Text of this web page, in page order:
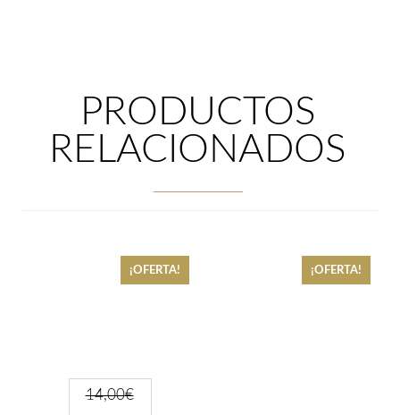
PRODUCTOS
RELACIONADOS
¡OFERTA!
14,00€
¡OFERTA!